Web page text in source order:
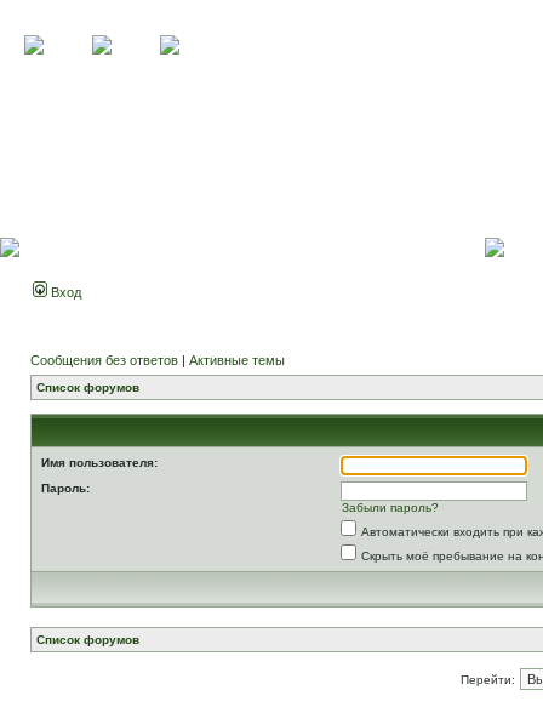
Вход
Сообщения без ответов | Активные темы
Список форумов
Имя пользователя:
Пароль:
Забыли пароль?
Автоматически входить при
Скрыть моё пребывание на
Список форумов
Перейти: